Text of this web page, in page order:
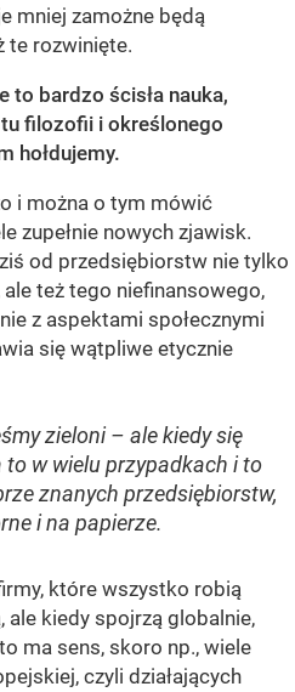
mniej zamożne będą
te rozwinięte.
to bardzo ścisła nauka,
filozofii i określonego
hołdujemy.
i można o tym mówić
zupełnie nowych zjawisk.
od przedsiębiorstw nie tylko
też tego niefinansowego,
z aspektami społecznymi
się wątpliwe etycznie
zieloni – ale kiedy się
w wielu przypadkach i to
znanych przedsiębiorstw,
i na papierze.
które wszystko robią
ale kiedy spojrzą globalnie,
ma sens, skoro np., wiele
czyli działających